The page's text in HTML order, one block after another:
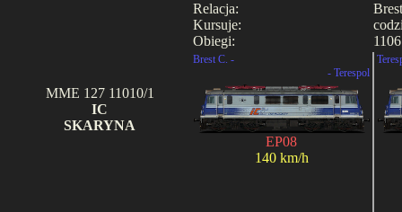
Relacja:
Kursuje:
Obiegi:
MME 127 11010/1
IC
SKARYNA
Brest C. -
- Terespol
EP08
140 km/h